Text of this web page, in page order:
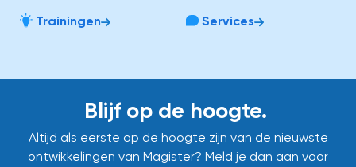
Trainingen Services
Blijf op de hoogte.
Altijd als eerste op de hoogte zijn van de nieuwste
ontwikkelingen van Magister? Meld je dan aan voor